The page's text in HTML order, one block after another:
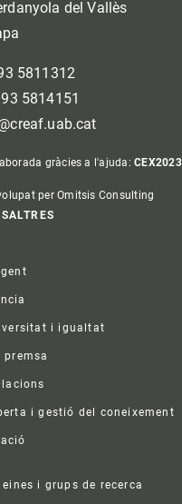
del Vallès
5811312
5814151
gràcies a l'ajuda:
per Omitsis Consulting
i igualtat
premsa
i gestió del coneixement
eines i grups de recerca